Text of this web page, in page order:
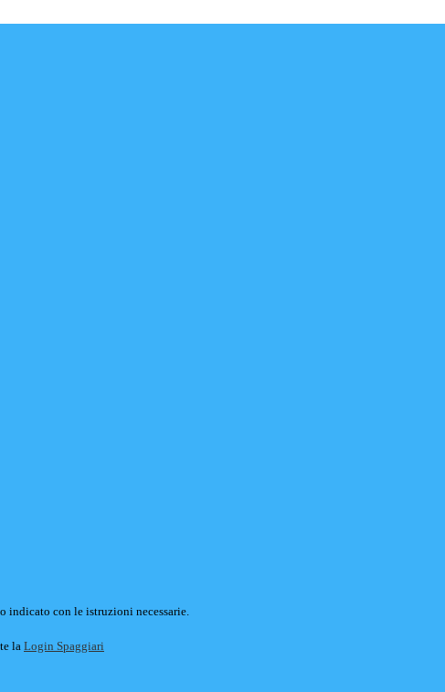
indicato con le istruzioni necessarie.
la Login Spaggiari